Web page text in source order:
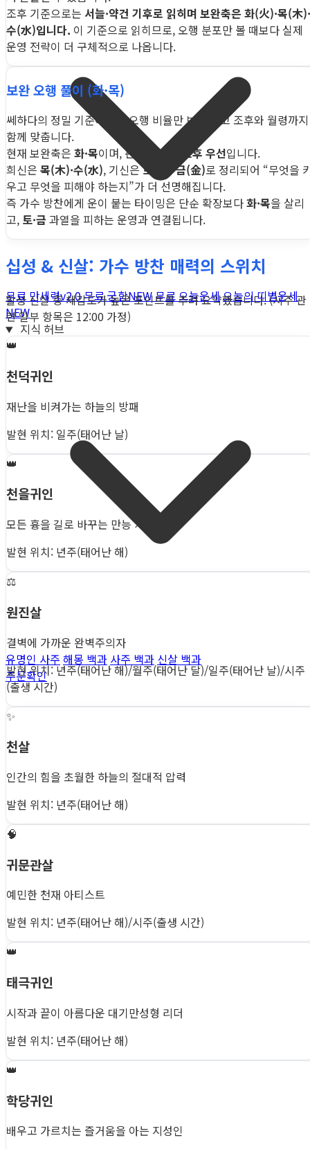
무료 만세력v2.0무료 궁합NEW 무료 오늘운세오늘의 띠별운세
NEW
지식 허브
유명인 사주 해몽 백과 사주 백과 신살 백과
주문확인
조후 기준으로는 서늘·약건 기후로 읽히며 보완축은 화(火)·목(木)·
수(水)입니다. 이 기준으로 읽히므로, 오행 분포만 볼 때보다 실제
운영 전략이 더 구체적으로 나옵니다.
보완 오행 풀이 (화·목)
쎄하다의 정밀 기준에서는 오행 비율만 보지 않고 조후와 월령까지
함께 맞춥니다.
현재 보완축은 화·목이며, 판단 소스는 조후 우선입니다.
희신은 목(木)·수(水), 기신은토(土)·금(金)로 정리되어 “무엇을
우고 무엇을 피해야 하는지”가 더 선명해집니다.
즉 가수 방찬에게 운이 붙는 타이밍은 단순 확장보다화·목을 살리
고, 토·금 과열을 피하는 운영과 연결됩니다.
십성 & 신살: 가수 방찬 매력의 스위치
활성 신살 중 체감도가 높은 포인트를 추려 요약했습니다. (시주 관
련 일부 항목은 12:00 가정)
👑
천덕귀인
재난을 비켜가는 하늘의 방패
발현 위치: 일주(태어난 날)
👑
천을귀인
모든 흉을 길로 바꾸는 만능 치트키
발현 위치: 년주(태어난 해)
⚖️
원진살
결벽에 가까운 완벽주의자
발현 위치: 년주(태어난 해)/월주(태어난 달)/일주(태어난 날)/시주
(출생 시간)
✨
천살
인간의 힘을 초월한 하늘의 절대적 압력
발현 위치: 년주(태어난 해)
🧠
귀문관살
예민한 천재 아티스트
발현 위치: 년주(태어난 해)/시주(출생 시간)
👑
태극귀인
시작과 끝이 아름다운 대기만성형 리더
발현 위치: 년주(태어난 해)
👑
학당귀인
배우고 가르치는 즐거움을 아는 지성인